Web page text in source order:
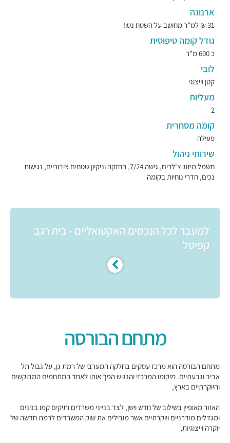
ארנונה
31 ₪ למ"ר מחושב על השטח נטו!
גודל קומה טיפוסית
כ 600 מ"ר
לובי
קטן וייצוגי
מעליות
2
קומה מסחרית
פעילה
שירותי ניהול
חשמל מיזוג צ'לרים, גישה 7/24, החזקה וניקיון שטחים ציבוריים, נגישות
נכים, חדרי נוחיות בקומה
למעבר לכל הנכסים האקטואליים - בית רגב
קפיטל
מתחם הבורסה
מתחם הבורסה הוא מרכז עסקים בחלקה המערבי של רמת גן, על גבול תל
אביב וגבעתיים. מיקומו המרכזי והנגיש הפך אותו לאחד המתחמים המבוקשים
והיוקרתיים בארץ,
האזור מאופיין בשילוב של חדש וישן, לצד בנייני משרדים ותיקים קמו בנינים
ומגדלים מודרניים ויוקרתיים אשר מובילים את שוק המשרדים לרמת חדשה של
יוקרה וייצוגיות,